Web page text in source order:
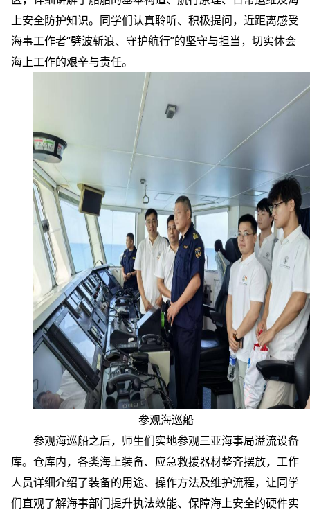
上安全防护知识。同学们认真聆听、积极提问，近距离感受
海事工作者“劈波斩浪、守护航行”的坚守与担当，切实体会
海上工作的艰辛与责任。
参观海巡船
参观海巡船之后，师生们实地参观三亚海事局溢流设备
库。仓库内，各类海上装备、应急救援器材整齐摆放，工作
人员详细介绍了装备的用途、操作方法及维护流程，让同学
们直观了解海事部门提升执法效能、保障海上安全的硬件实